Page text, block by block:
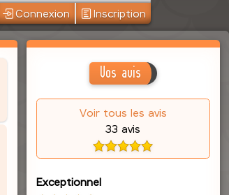
Connexion Inscription
Vos avis
Voir tous les avis
33 avis
Exceptionnel